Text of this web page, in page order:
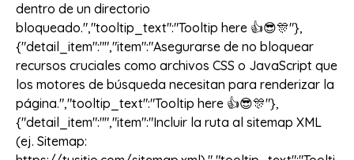
dentro de un directorio
bloqueado.","tooltip_text":"Tooltip here 👍😎🎊"},
{"detail_item":"","item":"Asegurarse de no bloquear
recursos cruciales como archivos CSS o JavaScript que
los motores de búsqueda necesitan para renderizar la
página.","tooltip_text":"Tooltip here 👍😎🎊"},
{"detail_item":"","item":"Incluir la ruta al sitemap XML
(ej. Sitemap: